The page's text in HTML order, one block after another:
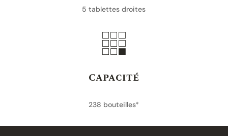
5 tablettes droites

Capacité
238 bouteilles*